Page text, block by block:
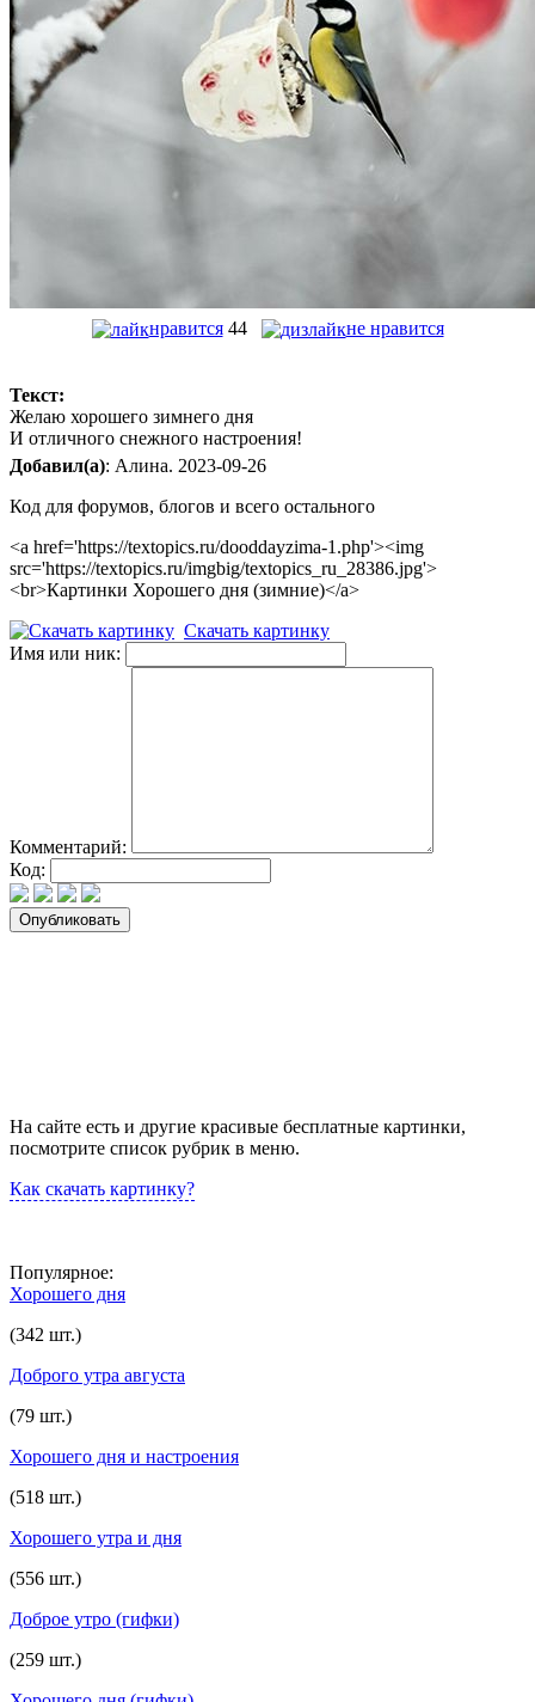
нравится 44 не нравится
Текст:
Желаю хорошего зимнего дня
И отличного снежного настроения!
Добавил(а): Алина. 2023-09-26
Код для форумов, блогов и всего остального
<a href='https://textopics.ru/dooddayzima-1.php'><img
src='https://textopics.ru/imgbig/textopics_ru_28386.jpg'>
<br>Картинки Хорошего дня (зимние)</a>
Скачать картинку
Имя или ник:
Комментарий:
Код:
На сайте есть и другие красивые бесплатные картинки,
посмотрите список рубрик в меню.
Как скачать картинку?
Популярное:
Хорошего дня
(342 шт.)
Доброго утра августа
(79 шт.)
Хорошего дня и настроения
(518 шт.)
Хорошего утра и дня
(556 шт.)
Доброе утро (гифки)
(259 шт.)